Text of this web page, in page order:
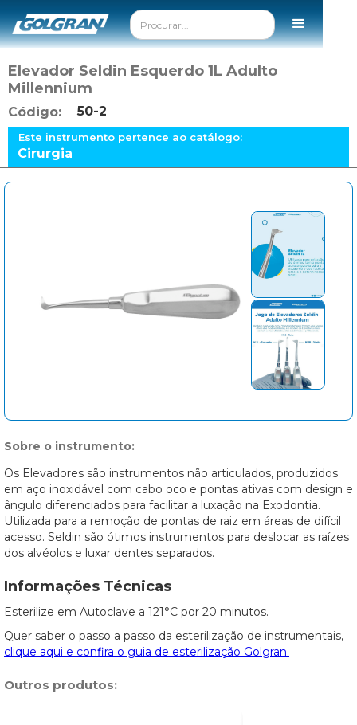
Elevador Seldin Esquerdo 1L Adulto
Millennium
Código: 50-2
Este instrumento pertence ao catálogo:
Cirurgia
Sobre o instrumento:
Os Elevadores são instrumentos não articulados, produzidos
em aço inoxidável com cabo oco e pontas ativas com design e
ângulo diferenciados para facilitar a luxação na Exodontia.
Utilizada para a remoção de pontas de raiz em áreas de difícil
acesso. Seldin são ótimos instrumentos para deslocar as raízes
dos alvéolos e luxar dentes separados.
Informações Técnicas
Esterilize em Autoclave a 121°C por 20 minutos.
Quer saber o passo a passo da esterilização de instrumentais,
clique aqui e confira o guia de esterilização Golgran.
Outros produtos: